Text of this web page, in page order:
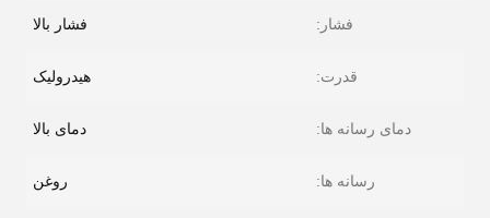
فشار: فشار بالا
قدرت: هیدرولیک
دمای رسانه ها: دمای بالا
رسانه ها: روغن